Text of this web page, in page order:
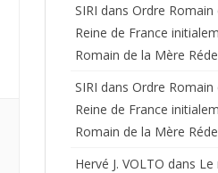
SIRI dans Ordre Romain
Reine de France
Romain de la Mère
SIRI dans Ordre Romain
Reine de France
Romain de la Mère
Hervé J. VOLTO dans Le